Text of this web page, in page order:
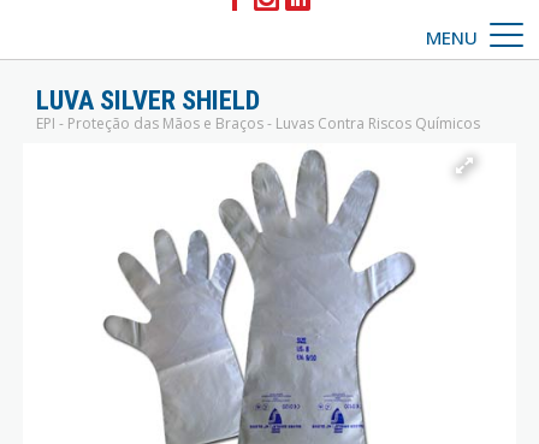
MENU
LUVA SILVER SHIELD
EPI - Proteção das Mãos e Braços - Luvas Contra Riscos Químicos